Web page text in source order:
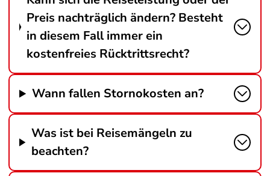
Preis nachträglich ändern? Besteht
in diesem Fall immer ein
kostenfreies Rücktrittsrecht?
Wann fallen Stornokosten an?
Was ist bei Reisemängeln zu
beachten?